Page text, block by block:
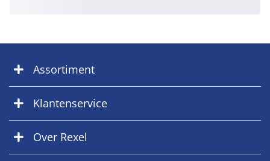
Assortiment
Klantenservice
Over Rexel